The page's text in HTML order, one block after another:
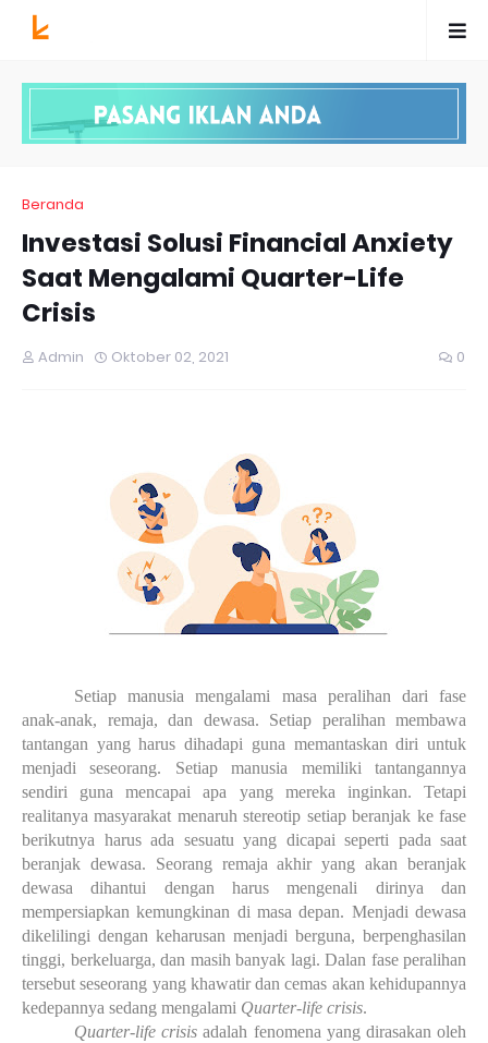
Beranda
Investasi Solusi Financial Anxiety
Saat Mengalami Quarter-Life
Crisis
Admin Oktober 02, 2021 0
Setiap manusia mengalami masa peralihan dari fase
anak-anak, remaja, dan dewasa. Setiap peralihan membawa
tantangan yang harus dihadapi guna memantaskan diri untuk
menjadi seseorang. Setiap manusia memiliki tantangannya
sendiri guna mencapai apa yang mereka inginkan. Tetapi
realitanya masyarakat menaruh stereotip setiap beranjak ke fase
berikutnya harus ada sesuatu yang dicapai seperti pada saat
beranjak dewasa. Seorang remaja akhir yang akan beranjak
dewasa dihantui dengan harus mengenali dirinya dan
mempersiapkan kemungkinan di masa depan. Menjadi dewasa
dikelilingi dengan keharusan menjadi berguna, berpenghasilan
tinggi, berkeluarga, dan masih banyak lagi. Dalan fase peralihan
tersebut seseorang yang khawatir dan cemas akan kehidupannya
kedepannya sedang mengalami Quarter-life crisis.
Quarter-life crisis adalah fenomena yang dirasakan oleh